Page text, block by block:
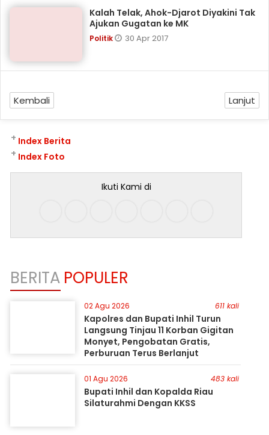
Kalah Telak, Ahok-Djarot Diyakini Tak
Ajukan Gugatan ke MK
Politik 30 Apr 2017
Kembali Lanjut
Index Berita
+
Index Foto
+
Ikuti Kami di
BERITA POPULER
02 Agu 2026 611 kali
Kapolres dan Bupati Inhil Turun
Langsung Tinjau 11 Korban Gigitan
Monyet, Pengobatan Gratis,
Perburuan Terus Berlanjut
01 Agu 2026 483 kali
Bupati Inhil dan Kopalda Riau
Silaturahmi Dengan KKSS